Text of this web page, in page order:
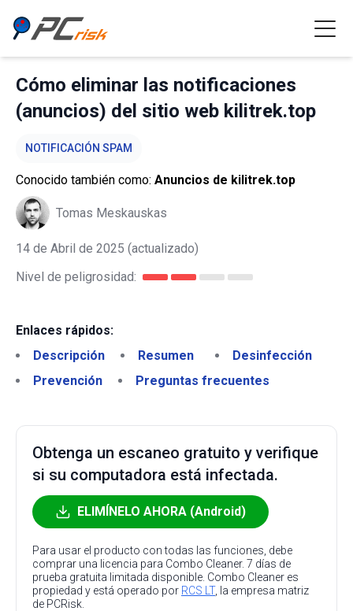
Cómo eliminar las notificaciones
(anuncios) del sitio web kilitrek.top
NOTIFICACIÓN SPAM
Conocido también como: Anuncios de kilitrek.top
Tomas Meskauskas
14 de Abril de 2025 (actualizado)
Nivel de peligrosidad:
Enlaces rápidos:
Descripción
Resumen
Desinfección
Prevención
Preguntas frecuentes
Obtenga un escaneo gratuito y verifique
si su computadora está infectada.
ELIMÍNELO AHORA (Android)
Para usar el producto con todas las funciones, debe
comprar una licencia para Combo Cleaner. 7 días de
prueba gratuita limitada disponible. Combo Cleaner es
propiedad y está operado por RCS LT, la empresa matriz
de PCRisk.